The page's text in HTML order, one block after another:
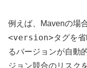
例えば、Mavenの場合
<version>タグを
るバージョンが自動
ジョン競合のリスク